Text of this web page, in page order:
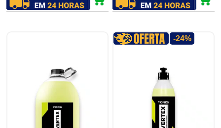
-24%